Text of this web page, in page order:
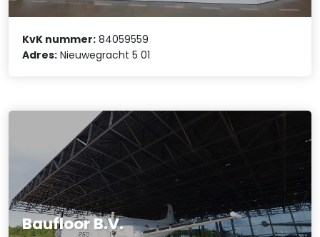
KvK nummer: 84059559
Adres: Nieuwegracht 5 01
Baufloor B.V.